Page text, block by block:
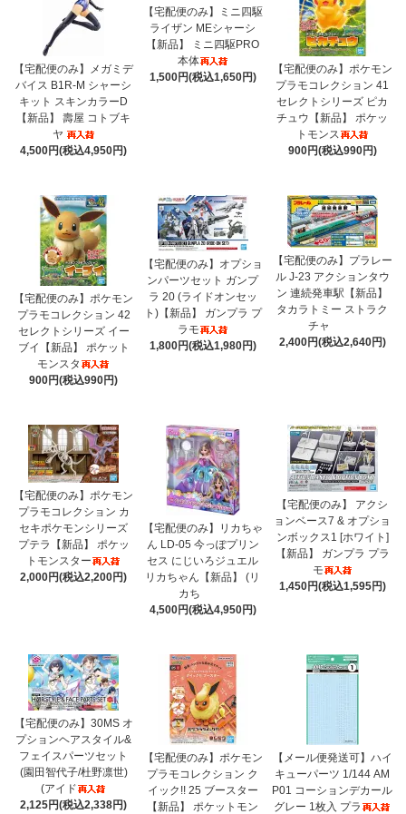
【宅配便のみ】メガミデ
バイス B1R-M シャーシ
キット スキンカラーD
【新品】 壽屋 コトブキ
ヤ
4,500円(税込4,950円)
【宅配便のみ】ミニ四駆
ライザン MEシャーシ
【新品】 ミニ四駆PRO
本体
1,500円(税込1,650円)
【宅配便のみ】ポケモン
プラモコレクション 41
セレクトシリーズ ピカ
チュウ【新品】 ポケッ
トモンス
900円(税込990円)
【宅配便のみ】ポケモン
プラモコレクション 42
セレクトシリーズ イー
ブイ【新品】 ポケット
モンスタ
900円(税込990円)
【宅配便のみ】オプショ
ンパーツセット ガンプ
ラ 20 (ライドオンセッ
ト)【新品】 ガンプラ プ
ラモ
1,800円(税込1,980円)
【宅配便のみ】プラレー
ル J-23 アクションタウ
ン 連続発車駅【新品】
タカラトミー ストラク
チャ
2,400円(税込2,640円)
【宅配便のみ】ポケモン
プラモコレクション カ
セキポケモンシリーズ
プテラ【新品】 ポケッ
トモンスター
2,000円(税込2,200円)
【宅配便のみ】リカちゃ
ん LD-05 今っぽプリン
セス にじいろジュエル
リカちゃん【新品】 (リ
カち
4,500円(税込4,950円)
【宅配便のみ】 アクシ
ョンベース7 & オプショ
ンボックス1 [ホワイト]
【新品】 ガンプラ プラ
モ
1,450円(税込1,595円)
【宅配便のみ】30MS オ
プションヘアスタイル&
フェイスパーツセット
(園田智代子/杜野凛世)
(アイド
2,125円(税込2,338円)
【宅配便のみ】ポケモン
プラモコレクション ク
イック!! 25 ブースター
【新品】 ポケットモン
【メール便発送可】ハイ
キューパーツ 1/144 AM
P01 コーションデカール
グレー 1枚入 プラ